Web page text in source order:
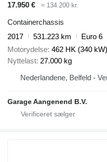
17.950 €
≈ 134.200 kr.
Containerchassis
2017
531.223 km
Euro 6
Motorydelse 462 HK (340 kW)
Nyttelast 27.000 kg
Nederlandene, Belfeld -
Garage Aangenend B.V.